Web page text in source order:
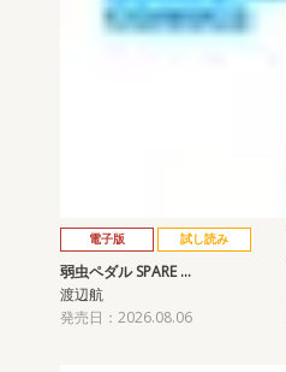
電子版 試し読み
弱虫ペダル SPARE …
渡辺航
発売日：2026.08.06